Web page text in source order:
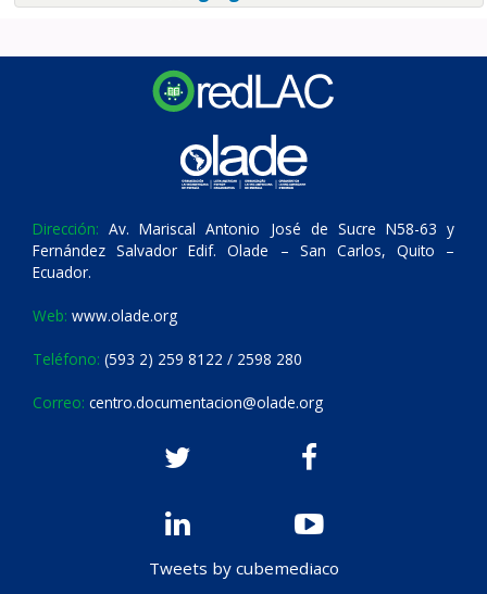
Dirección: Av. Mariscal Antonio José de Sucre N58-63 y
Fernández Salvador Edif. Olade – San Carlos, Quito –
Ecuador.
Web: www.olade.org
Teléfono: (593 2) 259 8122 / 2598 280
Correo: centro.documentacion@olade.org
Tweets by cubemediaco